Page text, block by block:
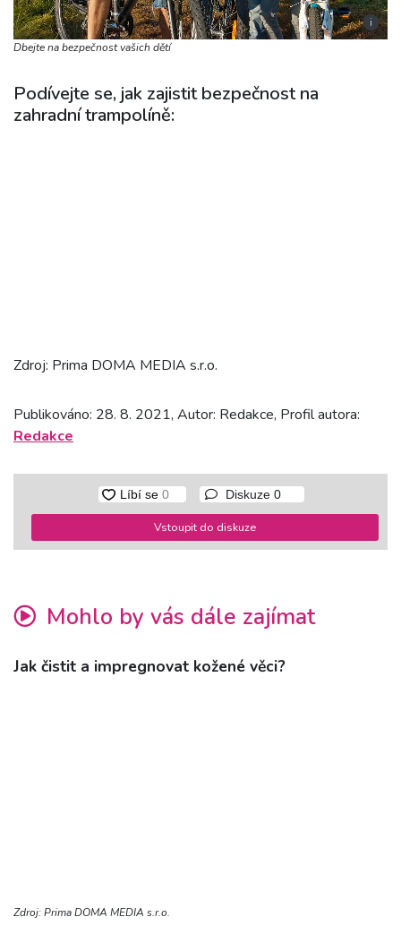
i
Dbejte na bezpečnost vašich dětí
Podívejte se, jak zajistit bezpečnost na
zahradní trampolíně:
Zdroj: Prima DOMA MEDIA s.r.o.
Publikováno: 28. 8. 2021, Autor: Redakce, Profil autora:
Redakce
Diskuze 0
Vstoupit do diskuze
Mohlo by vás dále zajímat
Jak čistit a impregnovat kožené věci?
Zdroj: Prima DOMA MEDIA s.r.o.